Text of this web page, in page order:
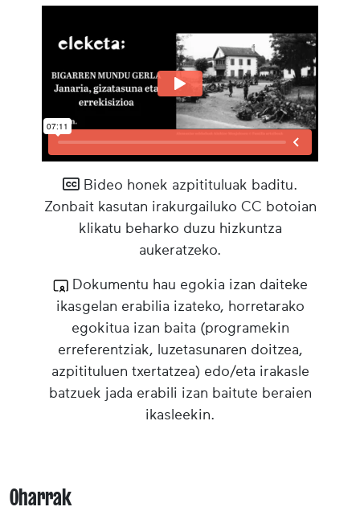
Bideo honek azpitituluak baditu.
Zonbait kasutan irakurgailuko CC botoian
klikatu beharko duzu hizkuntza
aukeratzeko.
Dokumentu hau egokia izan daiteke
ikasgelan erabilia izateko, horretarako
egokitua izan baita (programekin
erreferentziak, luzetasunaren doitzea,
azpitituluen txertatzea) edo/eta irakasle
batzuek jada erabili izan baitute beraien
ikasleekin.
Oharrak